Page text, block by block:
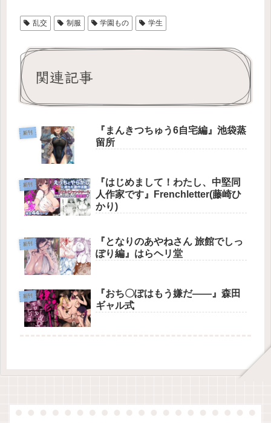
乱交 制服 学園もの 学生
関連記事
新刊
『まんきつちゅう6自宅編』池袋蒸
留所
新刊
『はじめまして！わたし、中堅同
人作家です』Frenchletter(藤崎ひ
かり)
新刊
『となりのあやねさん 旅館でしっ
ぽり編』はらヘリ堂
新刊
『おち〇ぽはもう嫌だ――』森田
ギャル式